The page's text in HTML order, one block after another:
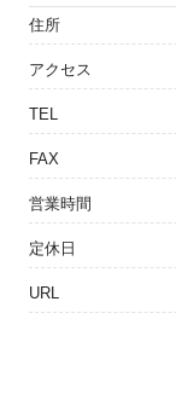
住所
アクセス
TEL
FAX
営業時間
定休日
URL